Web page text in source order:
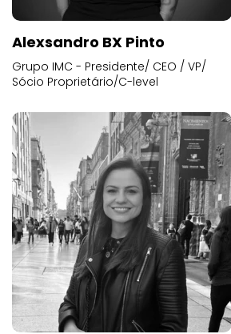
Alexsandro BX Pinto
Grupo IMC - Presidente/ CEO / VP/
Sócio Proprietário/C-level